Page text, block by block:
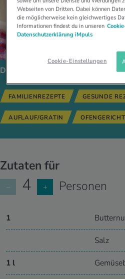
Dieses Gericht passt zu:
FAMILIENREZEPTE GESUNDE
AUFLAUF/GRATIN
Zutaten für
− 4 + Personen
1
Salz
1 l
Webseiten von Dritten. Dabei können
die möglicherweise kein gleichwertiges
Informationen findest du in unseren
Datenschutzerklärung iMpuls
Cookie-Einstellungen